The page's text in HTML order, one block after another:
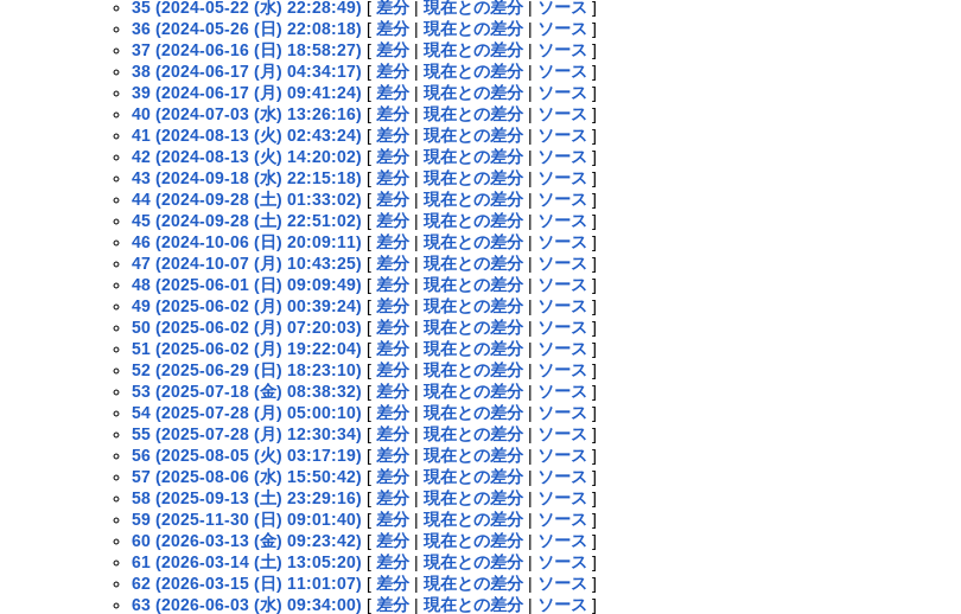
35 (2024-05-22 (水) 22:28:49) [ 差分| 現在との差分| ソース ]
36 (2024-05-26 (日) 22:08:18) [ 差分| 現在との差分| ソース ]
37 (2024-06-16 (日) 18:58:27) [ 差分| 現在との差分| ソース ]
38 (2024-06-17 (月) 04:34:17) [ 差分| 現在との差分| ソース ]
39 (2024-06-17 (月) 09:41:24) [ 差分| 現在との差分| ソース ]
40 (2024-07-03 (水) 13:26:16) [ 差分| 現在との差分| ソース ]
41 (2024-08-13 (火) 02:43:24) [ 差分| 現在との差分| ソース ]
42 (2024-08-13 (火) 14:20:02) [ 差分| 現在との差分| ソース ]
43 (2024-09-18 (水) 22:15:18) [ 差分| 現在との差分| ソース ]
44 (2024-09-28 (土) 01:33:02) [ 差分| 現在との差分| ソース ]
45 (2024-09-28 (土) 22:51:02) [ 差分| 現在との差分| ソース ]
46 (2024-10-06 (日) 20:09:11) [ 差分| 現在との差分| ソース ]
47 (2024-10-07 (月) 10:43:25) [ 差分| 現在との差分| ソース ]
48 (2025-06-01 (日) 09:09:49) [ 差分| 現在との差分| ソース ]
49 (2025-06-02 (月) 00:39:24) [ 差分| 現在との差分| ソース ]
50 (2025-06-02 (月) 07:20:03) [ 差分| 現在との差分| ソース ]
51 (2025-06-02 (月) 19:22:04) [ 差分| 現在との差分| ソース ]
52 (2025-06-29 (日) 18:23:10) [ 差分| 現在との差分| ソース ]
53 (2025-07-18 (金) 08:38:32) [ 差分| 現在との差分| ソース ]
54 (2025-07-28 (月) 05:00:10) [ 差分| 現在との差分| ソース ]
55 (2025-07-28 (月) 12:30:34) [ 差分| 現在との差分| ソース ]
56 (2025-08-05 (火) 03:17:19) [ 差分| 現在との差分| ソース ]
57 (2025-08-06 (水) 15:50:42) [ 差分| 現在との差分| ソース ]
58 (2025-09-13 (土) 23:29:16) [ 差分| 現在との差分| ソース ]
59 (2025-11-30 (日) 09:01:40) [ 差分| 現在との差分| ソース ]
60 (2026-03-13 (金) 09:23:42) [ 差分| 現在との差分| ソース ]
61 (2026-03-14 (土) 13:05:20) [ 差分| 現在との差分| ソース ]
62 (2026-03-15 (日) 11:01:07) [ 差分| 現在との差分| ソース ]
63 (2026-06-03 (水) 09:34:00) [ 差分| 現在との差分| ソース ]